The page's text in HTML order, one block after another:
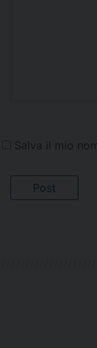
Salva il mio